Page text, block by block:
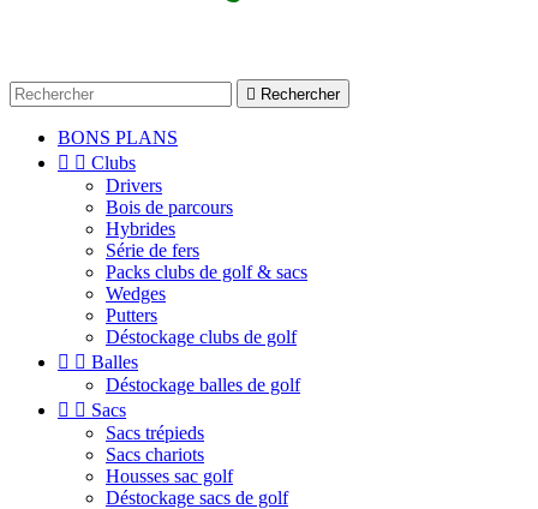
 Rechercher
BONS PLANS
  Clubs
Drivers
Bois de parcours
Hybrides
Série de fers
Packs clubs de golf & sacs
Wedges
Putters
Déstockage clubs de golf
  Balles
Déstockage balles de golf
  Sacs
Sacs trépieds
Sacs chariots
Housses sac golf
Déstockage sacs de golf